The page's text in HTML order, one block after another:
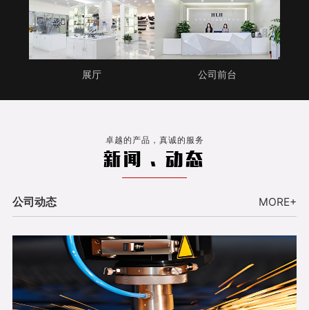
展厅 公司前台
卓越的产品，真诚的服务
新闻 . 动态
公司动态 MORE+